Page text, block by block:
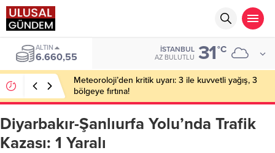
ALTIN
6.660,55
İSTANBUL
AZ BULUTLU 31°C
Meteoroloji’den kritik uyarı: 3 ile kuvvetli yağış, 3
bölgeye fırtına!
Diyarbakır-Şanlıurfa Yolu’nda Trafik
Kazası: 1 Yaralı